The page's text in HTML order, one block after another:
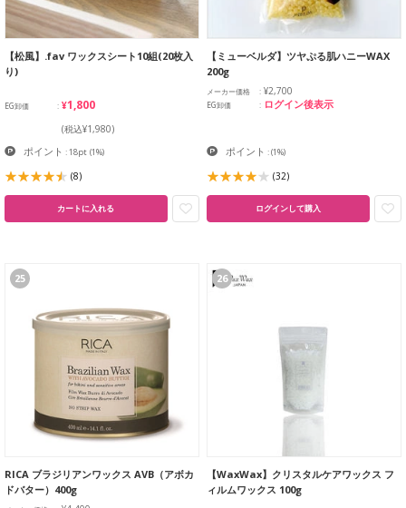
【松風】.fav ワックスシート10組(20枚入
り)
EG卸価 ¥1,800
(税込¥1,980)
ポイント : 18pt (1%)
(8)
カートに入れる
【ミューベルダ】ツヤぷる肌ハニーWAX
200g
メーカー価格 ¥2,700
EG卸価 ログイン後表示
ポイント :(1%)
(32)
ログインして購入
25
RICA ブラジリアンワックス AVB（アボカ
ドバター）400g
26
【WaxWax】クリスタルケアワックス フ
ィルムワックス 100g